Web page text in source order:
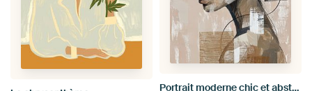
Portrait moderne chic et abstrait dans les tons de terre